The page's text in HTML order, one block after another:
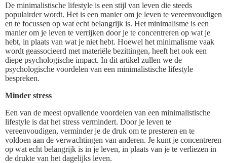
De minimalistische lifestyle is een stijl van leven die steeds
populairder wordt. Het is een manier om je leven te vereenvoudigen
en te focussen op wat echt belangrijk is. Het minimalisme is een
manier om je leven te verrijken door je te concentreren op wat je
hebt, in plaats van wat je niet hebt. Hoewel het minimalisme vaak
wordt geassocieerd met materiële bezittingen, heeft het ook een
diepe psychologische impact. In dit artikel zullen we de
psychologische voordelen van een minimalistische lifestyle
bespreken.
Minder stress
Een van de meest opvallende voordelen van een minimalistische
lifestyle is dat het stress vermindert. Door je leven te
vereenvoudigen, verminder je de druk om te presteren en te
voldoen aan de verwachtingen van anderen. Je kunt je concentreren
op wat echt belangrijk is in je leven, in plaats van je te verliezen in
de drukte van het dagelijks leven.